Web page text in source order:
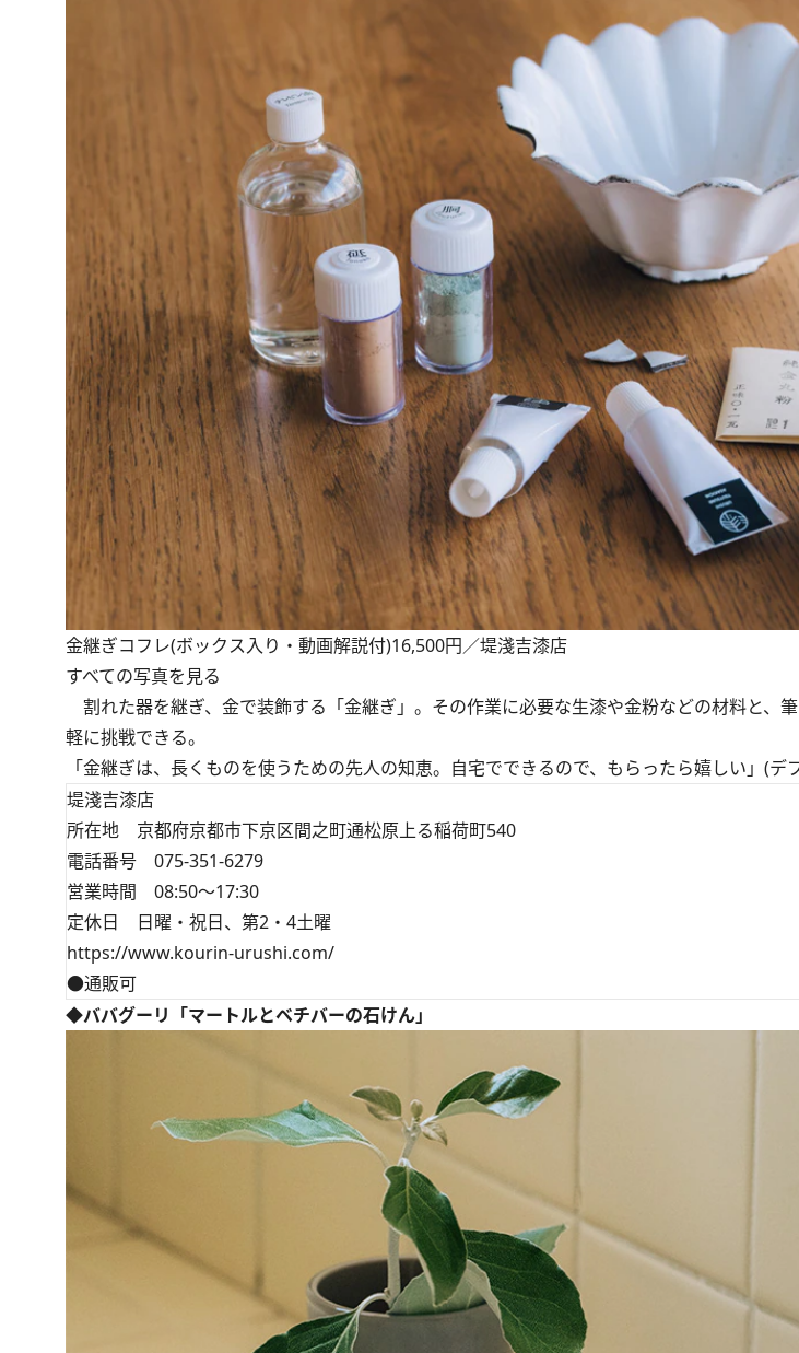
金継ぎコフレ(ボックス入り・動画解説付)16,500円／堤淺吉漆店
すべての写真を見る
割れた器を継ぎ、金で装飾する「金継ぎ」。その作業に必要な生漆や金粉などの材料と、
軽に挑戦できる。
「金継ぎは、長くものを使うための先人の知恵。自宅でできるので、もらったら嬉しい」(
堤淺吉漆店
所在地 京都府京都市下京区間之町通松原上る稲荷町540
電話番号 075-351-6279
営業時間 08:50～17:30
定休日 日曜・祝日、第2・4土曜
https://www.kourin-urushi.com/
●通販可
◆ババグーリ「マートルとベチバーの石けん」